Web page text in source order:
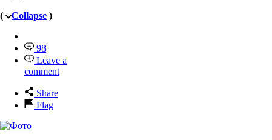
( Collapse )
98
Leave a
comment
Share
Flag